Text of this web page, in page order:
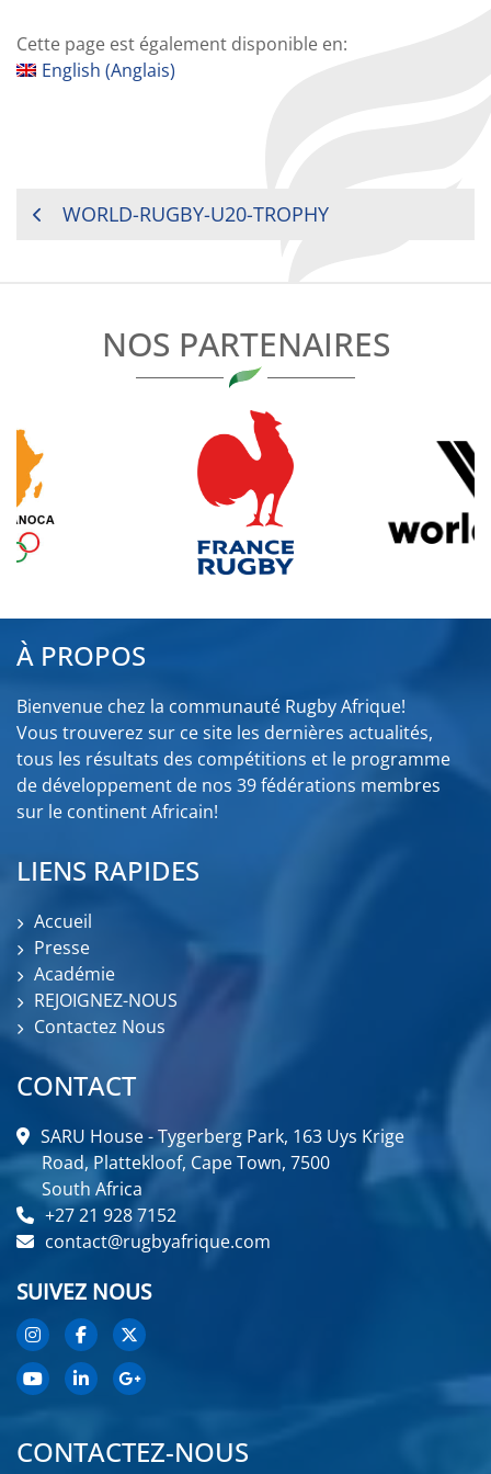
Cette page est également disponible en:
English (Anglais)
NAVIGATION
WORLD-RUGBY-U20-TROPHY
NOS PARTENAIRES
À PROPOS
Bienvenue chez la communauté Rugby Afrique!
Vous trouverez sur ce site les dernières actualités,
tous les résultats des compétitions et le programme
de développement de nos 39 fédérations membres
sur le continent Africain!
LIENS RAPIDES
Accueil
Presse
Académie
REJOIGNEZ-NOUS
Contactez Nous
CONTACT
SARU House - Tygerberg Park, 163 Uys Krige
Road, Plattekloof, Cape Town, 7500
South Africa
+27 21 928 7152
contact@rugbyafrique.com
SUIVEZ NOUS
CONTACTEZ-NOUS